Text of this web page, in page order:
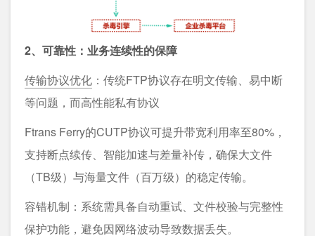
2、可靠性：业务连续性的保障
传输协议优化 ：传统FTP协议存在明文传输、易中断
等问题，而高性能私有协议
Ftrans Ferry的CUTP协议可提升带宽利用率至80%，
支持断点续传、智能加速与差量补传，确保大文件
（TB级）与海量文件（百万级）的稳定传输。
容错机制：系统需具备自动重试、文件校验与完整性
保护功能，避免因网络波动导致数据丢失。